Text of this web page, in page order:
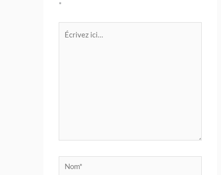
*
Nom*